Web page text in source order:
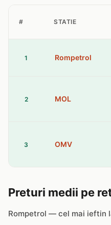
# STATIE
1 Rompetrol
2 MOL
3 OMV
Preturi medii pe
Rompetrol — cel mai ieftin